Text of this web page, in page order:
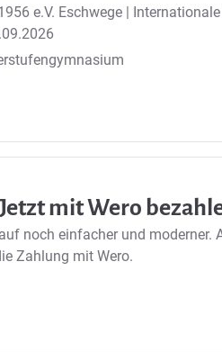
e.V. Eschwege |
mit Wero
noch einfacher und moderner.
Zahlung mit Wero.